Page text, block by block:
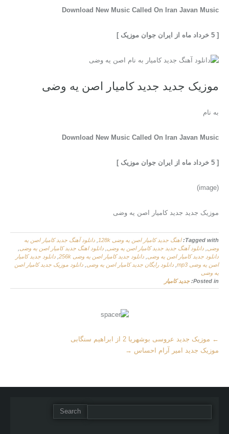
Download New Music Called On Iran Javan Music
[ 5 خرداد ماه از ایران جوان موزيک ]
موزیک جدید جديد کامیار اصن یه وضی
به نام
Download New Music Called On Iran Javan Music
[ 5 خرداد ماه از ایران جوان موزيک ]
(image)
موزیک جدید جديد کامیار اصن یه وضی
Tagged with: اهنگ جديد کامیار اصن یه وضی 128k
دانلود آهنگ جديد کامیار اصن یه
وضی دانلود آهنگ جدید جديد کامیار اصن یه وضی دانلود اهنگ جديد کامیار اصن یه وضی
دانلود جديد کامیار اصن یه وضی دانلود جديد کامیار اصن یه وضی 256k
دانلود جديد کامیار
اصن یه وضی mp3
دانلود رایگان جديد کامیار اصن یه وضی دانلود موزیک جديد کامیار اصن
یه وضی
Posted in: جديد کامیار
More
Articles
← موزیک جدید عروسی بوشهریا 2 از ابراهیم سنگابی
موزیک جدید امیر آرام احساس →